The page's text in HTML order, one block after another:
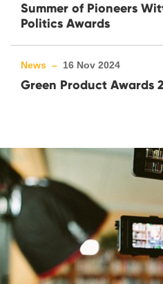
Summer of Pioneers
Politics Awards
News – 16 Nov 2024
Green Product Awards